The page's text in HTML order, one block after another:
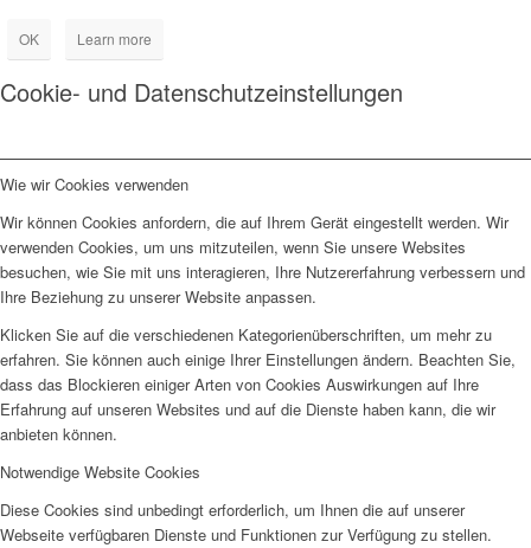
OK Learn more
Cookie- und Datenschutzeinstellungen
Wie wir Cookies verwenden
Wir können Cookies anfordern, die auf Ihrem Gerät eingestellt werden. Wir
verwenden Cookies, um uns mitzuteilen, wenn Sie unsere Websites
besuchen, wie Sie mit uns interagieren, Ihre Nutzererfahrung verbessern und
Ihre Beziehung zu unserer Website anpassen.
Klicken Sie auf die verschiedenen Kategorienüberschriften, um mehr zu
erfahren. Sie können auch einige Ihrer Einstellungen ändern. Beachten Sie,
dass das Blockieren einiger Arten von Cookies Auswirkungen auf Ihre
Erfahrung auf unseren Websites und auf die Dienste haben kann, die wir
anbieten können.
Notwendige Website Cookies
Diese Cookies sind unbedingt erforderlich, um Ihnen die auf unserer
Webseite verfügbaren Dienste und Funktionen zur Verfügung zu stellen.